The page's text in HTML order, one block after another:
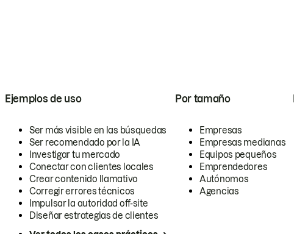
Ejemplos de uso
Ser más visible en las búsquedas
Ser recomendado por la IA
Investigar tu mercado
Conectar con clientes locales
Crear contenido llamativo
Corregir errores técnicos
Impulsar la autoridad off-site
Diseñar estrategias de clientes
Por tamaño
Empresas
Empresas medianas
Equipos pequeños
Emprendedores
Autónomos
Agencias